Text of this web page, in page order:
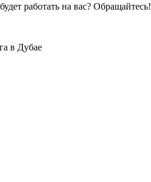
работать на вас? Обращайтесь!